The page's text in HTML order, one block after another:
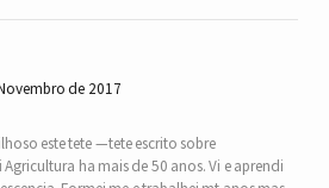
de 2017
este tete —tete escrito sobre
ha mais de 50 anos. Vi e aprendi